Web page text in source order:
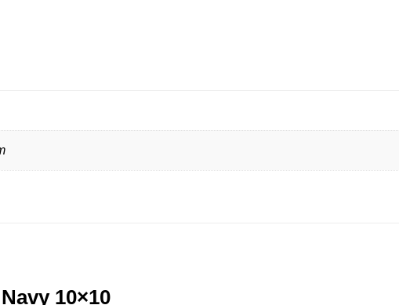
10×10